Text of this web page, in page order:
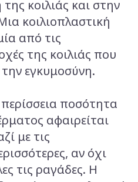
κοιλιάς και στην
κοιλιοπλαστική
από τις
της κοιλιάς που
εγκυμοσύνη.
ποσότητα
αφαιρείται
με τις
αν όχι
τις ραγάδες. Η